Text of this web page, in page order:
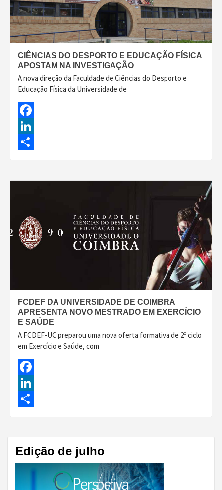
CIÊNCIAS DO DESPORTO E EDUCAÇÃO FÍSICA
APOSTAM NA INVESTIGAÇÃO
A nova direção da Faculdade de Ciências do Desporto e
Educação Física da Universidade de
Facebook
LinkedIn
Share
FCDEF DA UNIVERSIDADE DE COIMBRA
APRESENTA NOVO MESTRADO EM EXERCÍCIO
E SAÚDE
A FCDEF-UC preparou uma nova oferta formativa de 2º ciclo
em Exercício e Saúde, com
Facebook
LinkedIn
Share
Edição de julho